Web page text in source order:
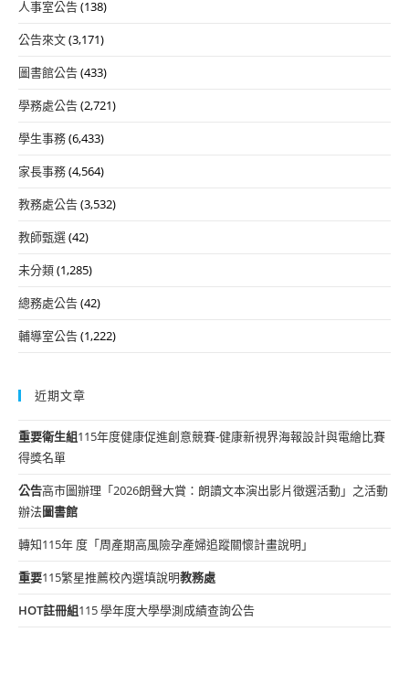
人事室公告(138)
公告來文(3,171)
圖書館公告(433)
學務處公告(2,721)
學生事務(6,433)
家長事務(4,564)
教務處公告(3,532)
教師甄選(42)
未分類(1,285)
總務處公告(42)
輔導室公告(1,222)
近期文章
重要衛生組115年度健康促進創意競賽-健康新視界海報設計與電繪比賽
得獎名單
公告高市圖辦理「2026朗聲大賞：朗讀文本演出影片徵選活動」之活動
辦法圖書館
轉知115年 度「周產期高風險孕產婦追蹤關懷計畫說明」
重要115繁星推薦校內選填說明教務處
HOT註冊組115 學年度大學學測成績查詢公告